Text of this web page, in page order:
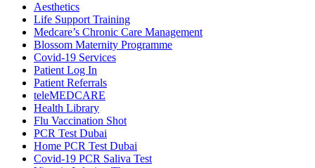
Aesthetics
Life Support Training
Medcare’s Chronic Care Management
Blossom Maternity Programme
Covid-19 Services
Patient Log In
Patient Referrals
teleMEDCARE
Health Library
Flu Vaccination Shot
PCR Test Dubai
Home PCR Test Dubai
Covid-19 PCR Saliva Test